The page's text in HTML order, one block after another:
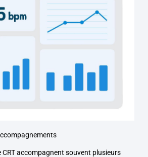
accompagnent souvent plusieurs